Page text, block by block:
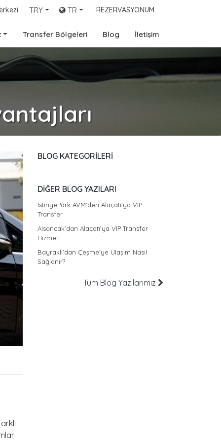
TRY TR REZERVASYONUM
Transfer Bölgeleri Blog İletişim
BLOG KATEGORİLERİ
DİĞER BLOG YAZILARI
İstinyePark AVM’den Alaçatı’ya VIP
Transfer
Alsancak’dan Alaçatı’ya VIP Transfer
Hizmeti
Bayraklı’dan Çeşme’ye Ulaşım Nasıl
Sağlanır?
Tüm Blog Yazılarımız